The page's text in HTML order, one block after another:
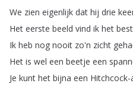
We zien eigenlijk dat hij drie
Het eerste beeld vind ik het best
Ik heb nog nooit zo'n zicht
Het is wel een beetje een
Je kunt het bijna een